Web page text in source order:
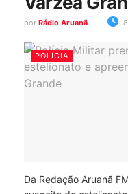
por Rádio Aruanã
POLÍCIA
Da Redação Aruanã